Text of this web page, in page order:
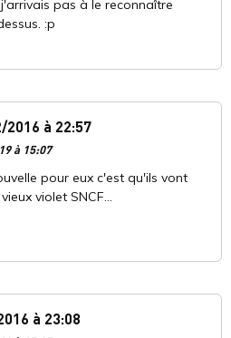
pas à le reconnaître
:p
2016 à 22:57
à 15:07
pour eux c'est qu'ils vont
violet SNCF...
à 23:08